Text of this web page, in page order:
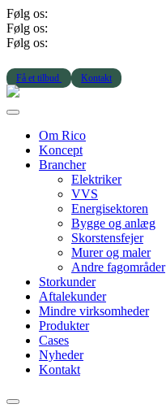
Følg os:
Følg os:
Følg os:
Få et tilbud Kontakt
Om Rico
Koncept
Brancher
Elektriker
VVS
Energisektoren
Bygge og anlæg
Skorstensfejer
Murer og maler
Andre fagområder
Storkunder
Aftalekunder
Mindre virksomheder
Produkter
Cases
Nyheder
Kontakt